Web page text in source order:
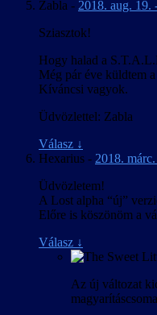
Zabla - 2018. aug. 19.
Sziasztok!
Hogy halad a
Még pár éve küldtem
Kíváncsi vagyok.
Üdvözlettel: Zabla
Válasz ↓
Hexarius - 2018.
Üdvözletem!
A Lost alpha “új”
Előre is köszönöm a
Válasz ↓
Az új változat